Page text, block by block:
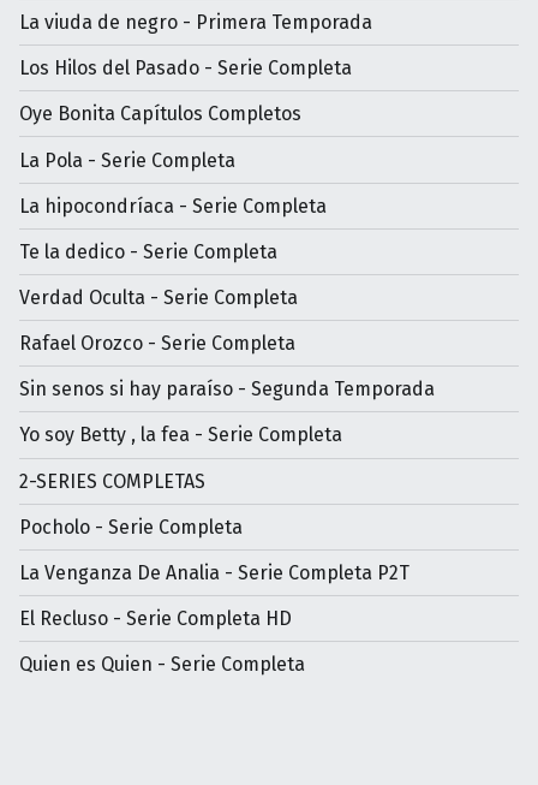
La viuda de negro - Primera Temporada
Los Hilos del Pasado - Serie Completa
Oye Bonita Capítulos Completos
La Pola - Serie Completa
La hipocondríaca - Serie Completa
Te la dedico - Serie Completa
Verdad Oculta - Serie Completa
Rafael Orozco - Serie Completa
Sin senos si hay paraíso - Segunda Temporada
Yo soy Betty , la fea - Serie Completa
2-SERIES COMPLETAS
Pocholo - Serie Completa
La Venganza De Analia - Serie Completa P2T
El Recluso - Serie Completa HD
Quien es Quien - Serie Completa